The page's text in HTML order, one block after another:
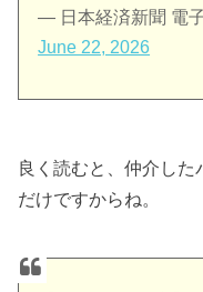
— 日本経済新聞 電
June 22, 2026
良く読むと、仲介した
だけですからね。